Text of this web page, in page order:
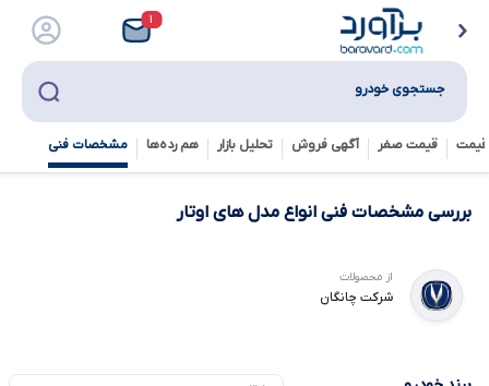
۱
جستجوی خودرو
قیمت صفر آگهی فروش تحلیل بازار هم رده‌ها‌ مشخصات فنی
بررسی مشخصات فنی انواع مدل های اوتار
از محصولات
شرکت چانگان